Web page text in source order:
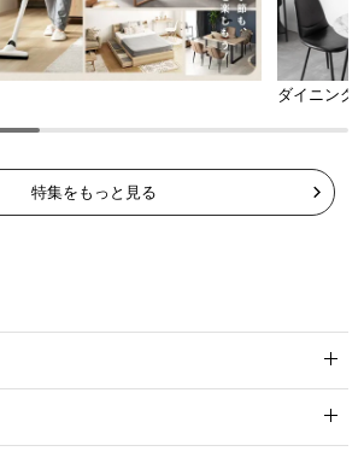
ダイニング
特集をもっと見る